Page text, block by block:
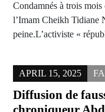
Condamnés à trois
l’Imam Cheikh Tidiane
peine.L’activiste «
APRIL 15, 2025
Diffusion de